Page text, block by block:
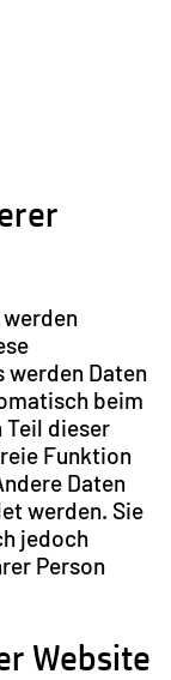
werden
Daten
beim
Teil dieser
Funktion
Daten
werden. Sie
jedoch
Person
Website